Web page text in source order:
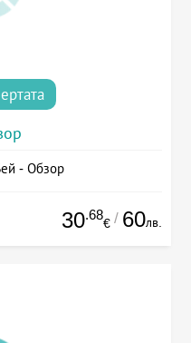
- Обзор
30.68
€ / 60лв.